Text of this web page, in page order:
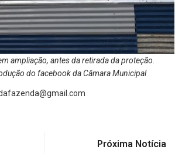
ampliação, antes da retirada da proteção.
do facebook da Câmara Municipal
Próxima Notícia